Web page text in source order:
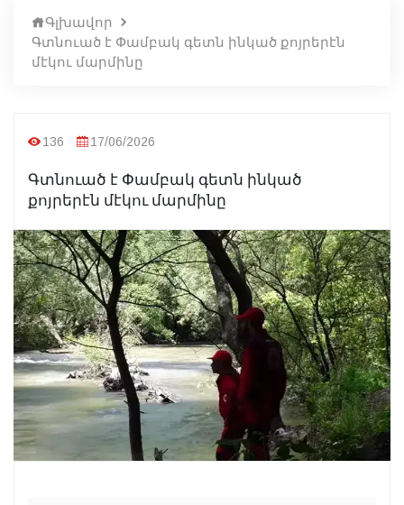
Գլխավոր
Գտնուած է Փամբակ գետն ինկած քոյրերէն
մէկու մարմինը
136 17/06/2026
Գտնուած է Փամբակ գետն ինկած
քոյրերէն մէկու մարմինը